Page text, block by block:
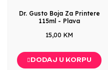
Dr. Gusto Boja Za Printere
115ml - Plava
15,00 KM
DODAJ U KORPU